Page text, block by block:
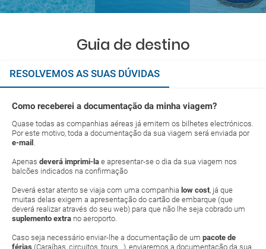
Guia de destino
RESOLVEMOS AS SUAS DÚVIDAS
Como receberei a documentação da minha viagem?
Quase todas as companhias aéreas já emitem os bilhetes electrónicos.
Por este motivo, toda a documentação da sua viagem será enviada por
e-mail .
Apenas deverá imprimi-la e apresentar-se o dia da sua viagem nos
balcões indicados na confirmação
Deverá estar atento se viaja com uma companhia low cost, já que
muitas delas exigem a apresentação do cartão de embarque (que
deverá realizar através do seu web) para que não lhe seja cobrado um
suplemento extra no aeroporto.
Caso seja necessário enviar-lhe a documentação de um pacote de
férias (Caraíbas, circuitos, tours...), enviaremos a documentação da sua